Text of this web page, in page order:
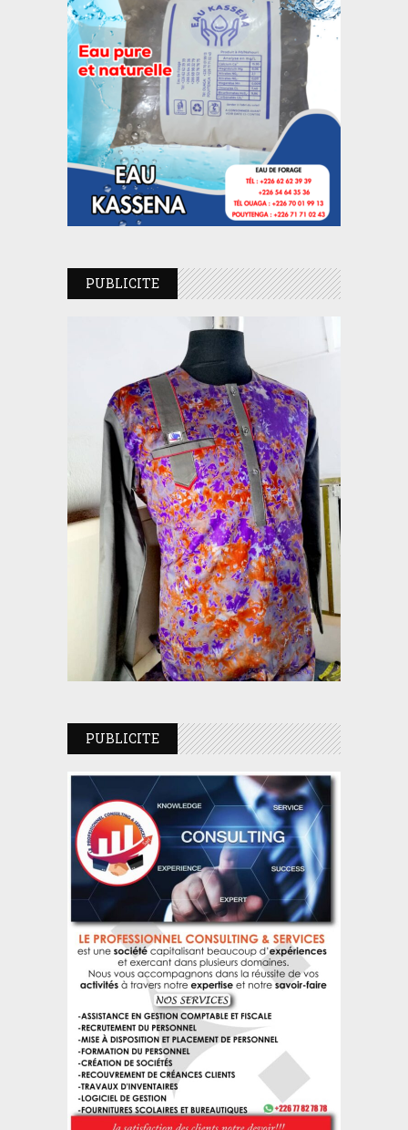
PUBLICITE
PUBLICITE